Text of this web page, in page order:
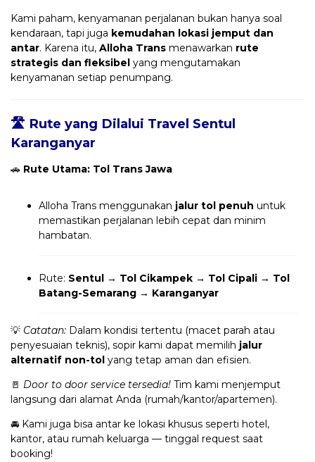
Kami paham, kenyamanan perjalanan bukan hanya soal
kendaraan, tapi juga kemudahan lokasi jemput dan
antar. Karena itu, Alloha Trans menawarkan rute
strategis dan fleksibel yang mengutamakan
kenyamanan setiap penumpang.
🛣️ Rute yang Dilalui Travel Sentul
Karanganyar
🚗 Rute Utama: Tol Trans Jawa
Alloha Trans menggunakan jalur tol penuh untuk
memastikan perjalanan lebih cepat dan minim
hambatan.
Rute: Sentul → Tol Cikampek → Tol Cipali → Tol
Batang-Semarang → Karanganyar
💡 Catatan: Dalam kondisi tertentu (macet parah atau
penyesuaian teknis), sopir kami dapat memilih jalur
alternatif non-tol yang tetap aman dan efisien.
🚪 Door to door service tersedia! Tim kami menjemput
langsung dari alamat Anda (rumah/kantor/apartemen).
🚘 Kami juga bisa antar ke lokasi khusus seperti hotel,
kantor, atau rumah keluarga — tinggal request saat
booking!